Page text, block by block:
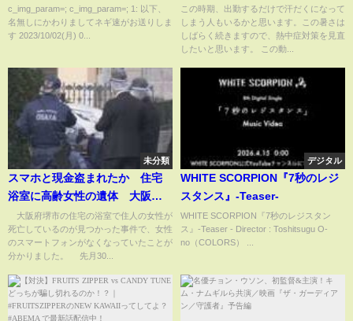
わないかんのやろって思いもあ
りますけど…」
c_img_param=; c_img_param=; 1: 以下、
名無しにかわりましてネギ速がお送りしま
す 2023/10/02(月) 0...
な暑さの“身近な落とし穴”『知
りたいッ！』
この時期、出勤するだけで汗だくになって
しまう人もいるかと思います。この暑さは
しばらく続きますので、熱中症対策を見直
したいと思います。 この動...
未分類
スマホと現金盗まれたか 住宅
浴室に高齢女性の遺体 大阪・
堺市(2026年2月10日)
大阪府堺市の住宅の浴室で住人の女性が
死亡しているのが見つかった事件で、女性
のスマートフォンがなくなっていたことが
分かりました。 先月30...
デジタル
WHITE SCORPION『7秒のレジ
スタンス』-Teaser-
WHITE SCORPION『7秒のレジスタン
ス』-Teaser - Director : Toshitsugu O-
no（COLORS） ...